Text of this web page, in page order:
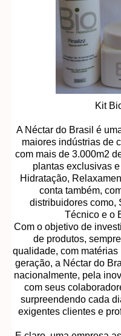
Kit
A Néctar do Brasil é
maiores indústrias de
com mais de 3.000m2
plantas exclusivas
Hidratação,
conta também,
distribuidores como,
Técnico e o
Com o objetivo de
de produtos,
qualidade, com
geração, a Néctar do
nacionalmente, pela
com seus
surpreendendo cada
exigentes clientes e